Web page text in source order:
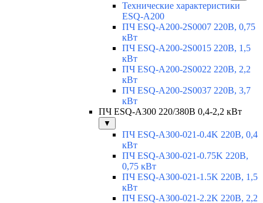
Технические характеристики
ESQ-A200
ПЧ ESQ-A200-2S0007 220В, 0,75
кВт
ПЧ ESQ-A200-2S0015 220В, 1,5
кВт
ПЧ ESQ-A200-2S0022 220В, 2,2
кВт
ПЧ ESQ-A200-2S0037 220В, 3,7
кВт
ПЧ ESQ-A300 220/380В 0,4-2,2 кВт
▼
ПЧ ESQ-A300-021-0.4K 220В, 0,4
кВт
ПЧ ESQ-A300-021-0.75K 220В,
0,75 кВт
ПЧ ESQ-A300-021-1.5K 220В, 1,5
кВт
ПЧ ESQ-A300-021-2.2K 220В, 2,2